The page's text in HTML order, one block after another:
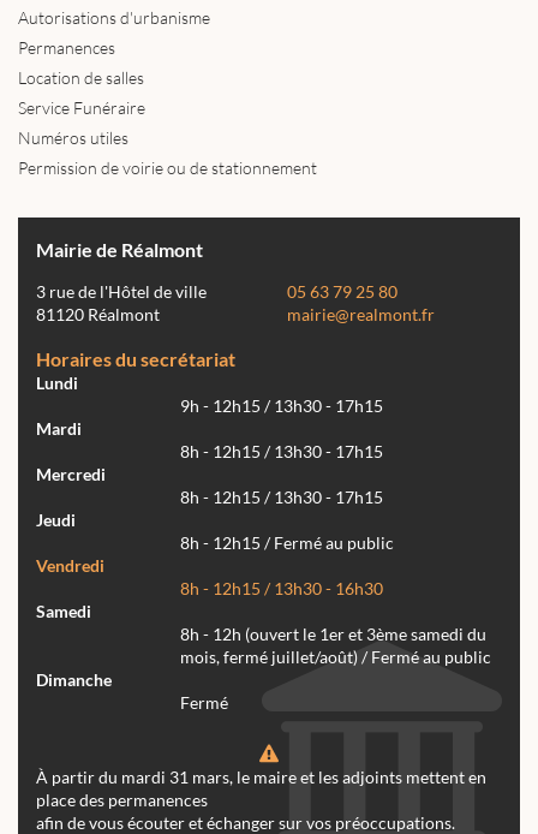
Autorisations d'urbanisme
Permanences
Location de salles
Service Funéraire
Numéros utiles
Permission de voirie ou de stationnement
Mairie de Réalmont
3 rue de l'Hôtel de ville
81120 Réalmont
05 63 79 25 80
mairie@realmont.fr
Horaires du secrétariat
Lundi
9h - 12h15 / 13h30 - 17h15
Mardi
8h - 12h15 / 13h30 - 17h15
Mercredi
8h - 12h15 / 13h30 - 17h15
Jeudi
8h - 12h15 / Fermé au public
Vendredi
8h - 12h15 / 13h30 - 16h30
Samedi
8h - 12h (ouvert le 1er et 3ème samedi du
mois, fermé juillet/août) / Fermé au public
Dimanche
Fermé
À partir du mardi 31 mars, le maire et les adjoints mettent en
place des permanences
afin de vous écouter et échanger sur vos préoccupations.